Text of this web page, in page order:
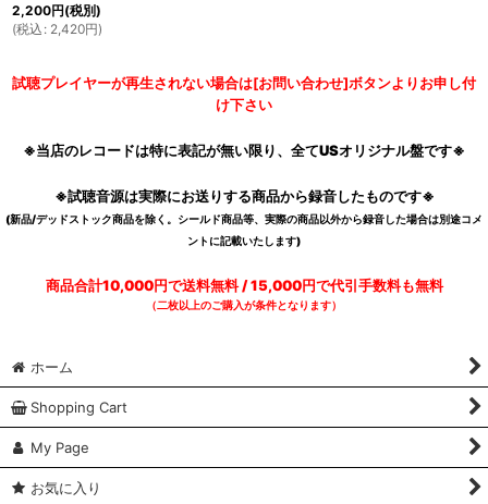
2,200円(税別)
(税込 : 2,420円)
試聴プレイヤーが再生されない場合は[お問い合わせ]ボタンよりお申し付
け下さい
※当店のレコードは特に表記が無い限り、全てUSオリジナル盤です※
※試聴音源は実際にお送りする商品から録音したものです※
(新品/デッドストック商品を除く。シールド商品等、実際の商品以外から録音した場合は別途コメ
ントに記載いたします)
商品合計10,000円で送料無料 / 15,000円で代引手数料も無料
（二枚以上のご購入が条件となります）
ホーム
Shopping Cart
My Page
お気に入り